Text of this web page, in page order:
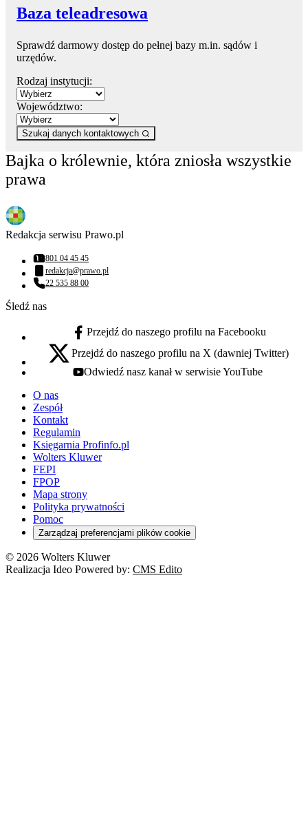
Baza teleadresowa
Sprawdź darmowy dostęp do pełnej bazy m.in. sądów i
urzędów.
Rodzaj instytucji:
Województwo:
Szukaj danych kontaktowych
Bajka o królewnie, która zniosła wszystkie
prawa
Redakcja serwisu Prawo.pl
Numer telefonu:
801 04 45 45
Adres email:
redakcja@prawo.pl
Numer telefonu:
22 535 88 00
Śledź nas
facebook - otwiera się w nowej karcie
Przejdź do naszego profilu na Facebooku
x - otwiera się w nowej karcie
Przejdź do naszego profilu na X (dawniej Twitter)
youtube - otwiera się w nowej karcie
Odwiedź nasz kanał w serwisie YouTube
O nas
Zespół
Kontakt
Regulamin
Księgarnia Profinfo.pl
Wolters Kluwer
FEPI
FPOP
Mapa strony
Polityka prywatności
Pomoc
Zarządzaj preferencjami plików cookie
© 2026 Wolters Kluwer
Realizacja Ideo Powered by: CMS Edito